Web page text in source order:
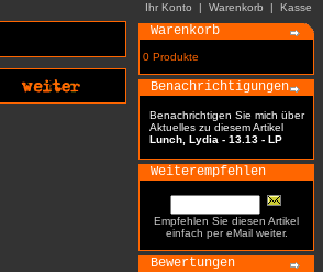
Ihr Konto | Warenkorb | Kasse
Warenkorb
0 Produkte
Benachrichtigungen
Benachrichtigen Sie mich über
Aktuelles zu diesem Artikel
Lunch, Lydia - 13.13 - LP
Weiterempfehlen
Empfehlen Sie diesen Artikel
einfach per eMail weiter.
Bewertungen